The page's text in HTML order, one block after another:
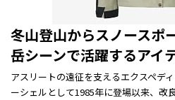
冬山登山からスノースポ
岳シーンで活躍するアイ
アスリートの遠征を支えるエクスペデ
ーシェルとして1985年に登場以来、改